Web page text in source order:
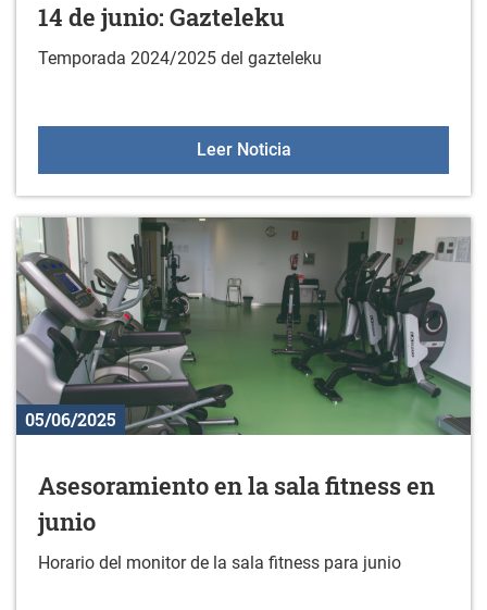
14 de junio: Gazteleku
Temporada 2024/2025 del gazteleku
Leer Noticia14 de junio: Gazteleku
05/06/2025
Asesoramiento en la sala fitness en
junio
Horario del monitor de la sala fitness para junio